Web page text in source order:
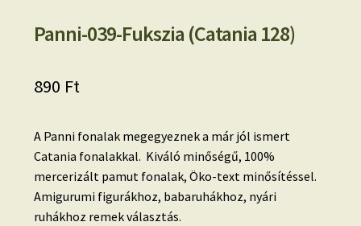
Panni-039-Fukszia (Catania 128)
890 Ft
A Panni fonalak megegyeznek a már jól ismert
Catania fonalakkal. Kiváló minőségű, 100%
mercerizált pamut fonalak, Öko-text minősítéssel.
Amigurumi figurákhoz, babaruhákhoz, nyári
ruhákhoz remek választás.